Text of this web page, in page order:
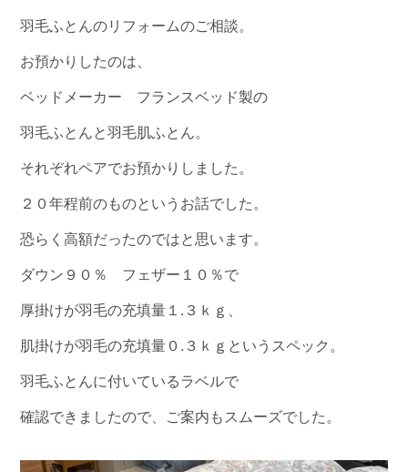
羽毛ふとんのリフォームのご相談。
お預かりしたのは、
ベッドメーカー フランスベッド製の
羽毛ふとんと羽毛肌ふとん。
それぞれペアでお預かりしました。
２０年程前のものというお話でした。
恐らく高額だったのではと思います。
ダウン９０％ フェザー１０％で
厚掛けが羽毛の充填量１.３ｋｇ、
肌掛けが羽毛の充填量０.３ｋｇというスペック。
羽毛ふとんに付いているラベルで
確認できましたので、ご案内もスムーズでした。